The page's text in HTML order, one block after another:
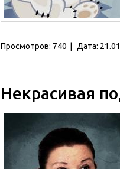
Просмотров: 740 Дата:
Некрасивая